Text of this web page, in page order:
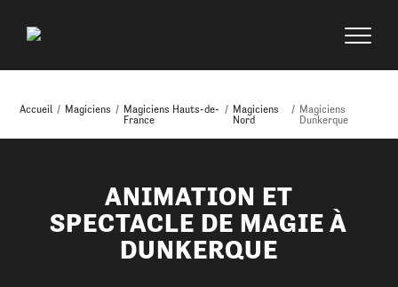
Accueil / Magiciens / Magiciens Hauts-de-
France
/ Magiciens
Nord
/ Magiciens
Dunkerque
ANIMATION ET
SPECTACLE DE MAGIE À
DUNKERQUE